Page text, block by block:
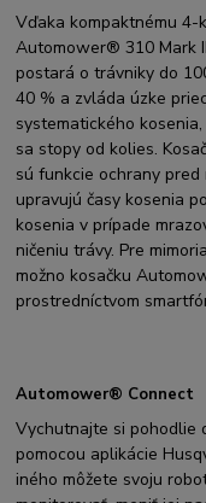
Vďaka kompaktnému 4-
Automower® 310 Mark
postará o trávniky do
40 % a zvláda úzke
systematického
sa stopy od kolies.
sú funkcie ochrany pred
upravujú časy kosenia
kosenia v prípade
ničeniu trávy. Pre
možno kosačku
prostredníctvom
Automower® Connect
Vychutnajte si pohodlie
‌‌‌‌pomocou aplikácie
iného môžete svoju